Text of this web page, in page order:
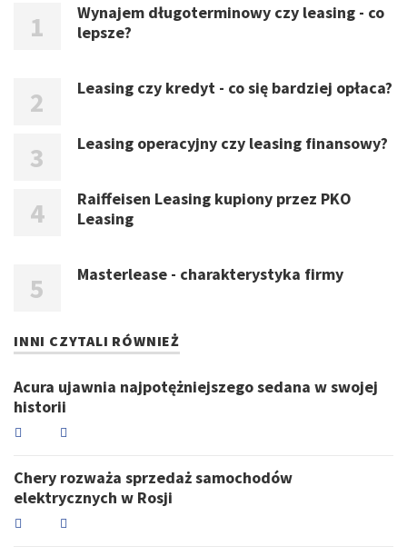
Wynajem długoterminowy czy leasing - co
lepsze?
Leasing czy kredyt - co się bardziej opłaca?
Leasing operacyjny czy leasing finansowy?
Raiffeisen Leasing kupiony przez PKO
Leasing
Masterlease - charakterystyka firmy
INNI CZYTALI RÓWNIEŻ
Acura ujawnia najpotężniejszego sedana w swojej
historii
Chery rozważa sprzedaż samochodów
elektrycznych w Rosji